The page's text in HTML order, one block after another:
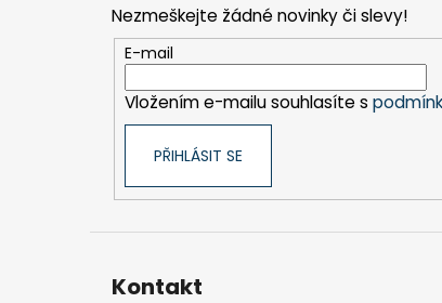
Nezmeškejte žádné novinky či slevy!
E-mail
Vložením e-mailu souhlasíte s
PŘIHLÁSIT SE
Kontakt